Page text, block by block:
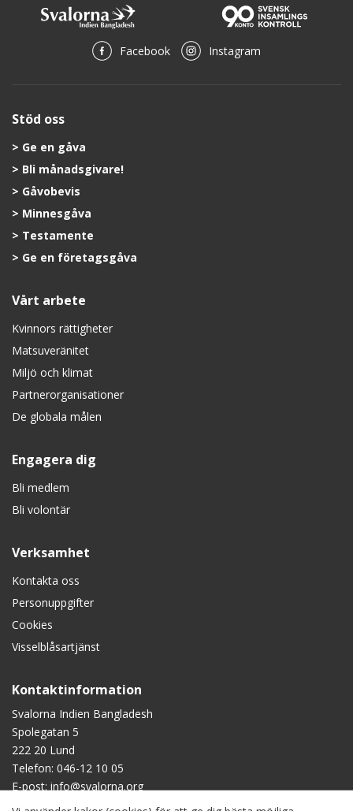
Facebook Instagram
Stöd oss
Ge en gåva
Bli månadsgivare!
Gåvobevis
Minnesgåva
Testamente
Ge en företagsgåva
Vårt arbete
Kvinnors rättigheter
Matsuveränitet
Miljö och klimat
Partnerorganisationer
De globala målen
Engagera dig
Bli medlem
Bli volontär
Verksamhet
Kontakta oss
Personuppgifter
Cookies
Visselblåsartjänst
Kontaktinformation
Svalorna Indien Bangladesh
Spolegatan 5
222 20 Lund
Telefon: 046-12 10 05
E-post:info@svalorna.org